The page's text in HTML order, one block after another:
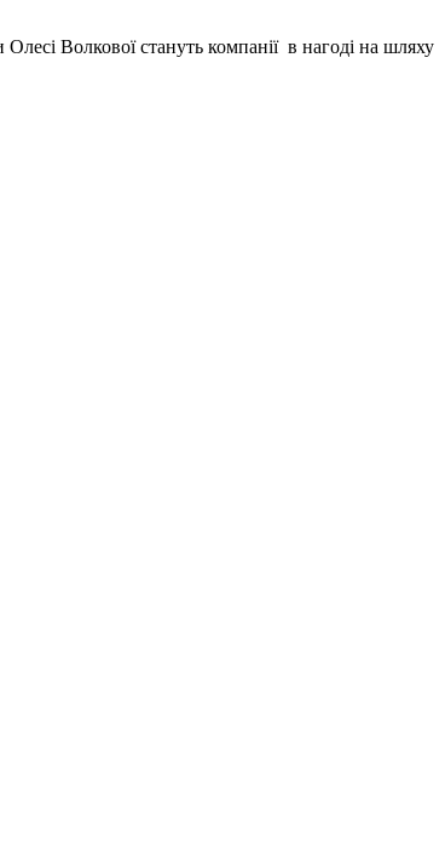
Волкової стануть компанії в нагоді на шляху